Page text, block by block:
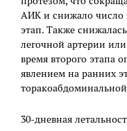
АИК и снижало число
этап. Также
легочной артерии
время второго этапа
явлением на ранних
30-дневная